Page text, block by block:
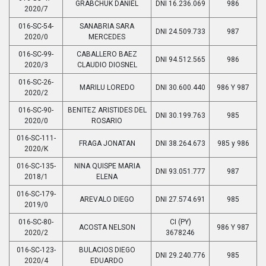
2020/7
GRABCHUK DANIEL DNI 16.236.069 986
016-SC-54-
2020/0
SANABRIA SARA
MERCEDES
DNI 24.509.733 987
016-SC-99-
2020/3
CABALLERO BAEZ
CLAUDIO DIOSNEL
DNI 94.512.565 986
016-SC-26-
2020/2
MARILU LOREDO DNI 30.600.440 986 Y 987
016-SC-90-
2020/0
BENITEZ ARISTIDES DEL
ROSARIO
DNI 30.199.763 985
016-SC-111-
2020/K
FRAGA JONATAN DNI 38.264.673 985 y 986
016-SC-135-
2018/1
NINA QUISPE MARIA
ELENA
DNI 93.051.777 987
016-SC-179-
2019/0
AREVALO DIEGO DNI 27.574.691 985
016-SC-80-
2020/2
ACOSTA NELSON
CI (PY)
3678246
986 Y 987
016-SC-123-
2020/4
BULACIOS DIEGO
EDUARDO
DNI 29.240.776 985